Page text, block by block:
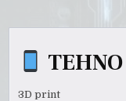
3D print